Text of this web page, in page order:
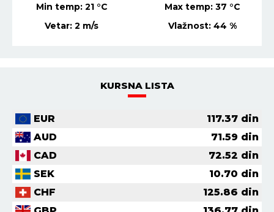
Min temp: 23 °C Max temp: 39 °C
Vetar:1 m/s Vlažnost:58 %
KURSNA LISTA
EUR 117.37 din
AUD
71.59 din
CAD
72.52 din
SEK
10.70 din
CHF
125.86 din